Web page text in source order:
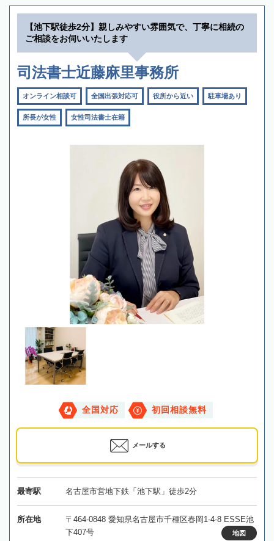
【池下駅徒歩2分】親しみやすい雰囲気で、丁寧に相続の
ご相談をお伺いいたします
司法書士近藤麻里事務所
オンライン相談可 全国出張対応可 役所から近い 駐車場あり
所長が女性 女性司法書士在籍
全国対応 初回相談無料
メールする
最寄駅 名古屋市営地下鉄「池下駅」徒歩2分
所在地
〒464-0848 愛知県名古屋市千種区春岡1-4-8 ESSE池
下407号
地図